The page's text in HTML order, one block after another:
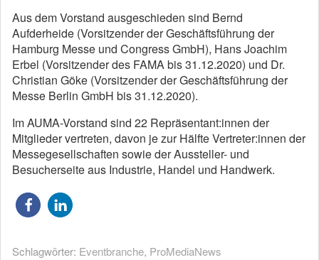
Aus dem Vorstand ausgeschieden sind Bernd
Aufderheide (Vorsitzender der Geschäftsführung der
Hamburg Messe und Congress GmbH), Hans Joachim
Erbel (Vorsitzender des FAMA bis 31.12.2020) und Dr.
Christian Göke (Vorsitzender der Geschäftsführung der
Messe Berlin GmbH bis 31.12.2020).
Im AUMA-Vorstand sind 22 Repräsentant:innen der
Mitglieder vertreten, davon je zur Hälfte Vertreter:innen der
Messegesellschaften sowie der Aussteller- und
Besucherseite aus Industrie, Handel und Handwerk.
Schlagwörter: Eventbranche, ProMediaNews